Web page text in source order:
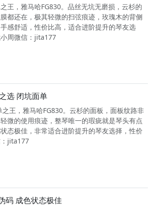
王，雅马哈FG830。品丝无坑无磨损，云杉的
都还在，极其轻微的扫弦痕迹，玫瑰木的背侧
感舒适，性价比高，适合进阶提升的琴友选
周微信：jita177
选 闭坑面单
王，雅马哈FG830。云杉的面板，面板纹路非
微的使用痕迹，整琴唯一的瑕疵就是琴头有点
态极佳，非常适合进阶提升的琴友选择，性价
jita177
码 成色状态极佳